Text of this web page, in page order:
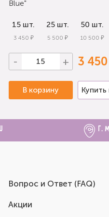
Blue"
15 шт.
3 450 ₽
25 шт.
5 500 ₽
50 шт.
10 500 ₽
- + 3
В корзину Купить
г.
Вопрос и Ответ (FAQ)
Акции